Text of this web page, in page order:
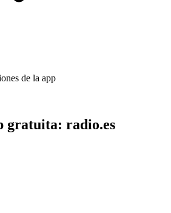
de la app
gratuita: radio.es